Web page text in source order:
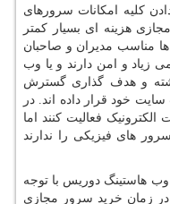
کلیه امکانات سرورهای
هزینه ای بسیار کمتر
مناسب مدیران و صاحبان
زیاد و امن دارند و یا وب
و هدف گذاری گسترش
خود قرار داده اند. در
فعالیت کنند اما
های فیزیکی را ندارند
هاستینگ دوریس با توجه
زمان خرید سرور مجازی